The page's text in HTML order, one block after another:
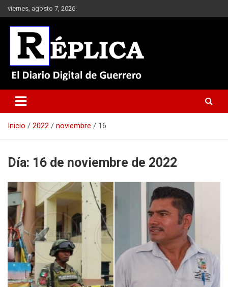
Saltar
al
contenido
viernes, agosto 7, 2026
Réplica
Inicio 2022 noviembre 16
Día: 16 de noviembre de 2022